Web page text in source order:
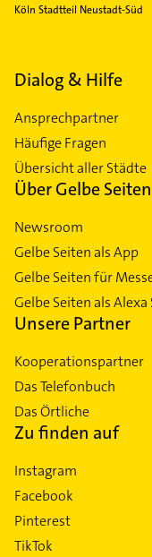
Köln Stadtteil Neustadt-Süd
Dialog & Hilfe
Ansprechpartner
Häufige Fragen
Übersicht aller Städte
Über Gelbe Seiten
Newsroom
Gelbe Seiten als App
Gelbe Seiten für
Gelbe Seiten als Alexa
Unsere Partner
Kooperationspartner
Das Telefonbuch
Das Örtliche
Zu finden auf
Instagram
Facebook
Pinterest
TikTok